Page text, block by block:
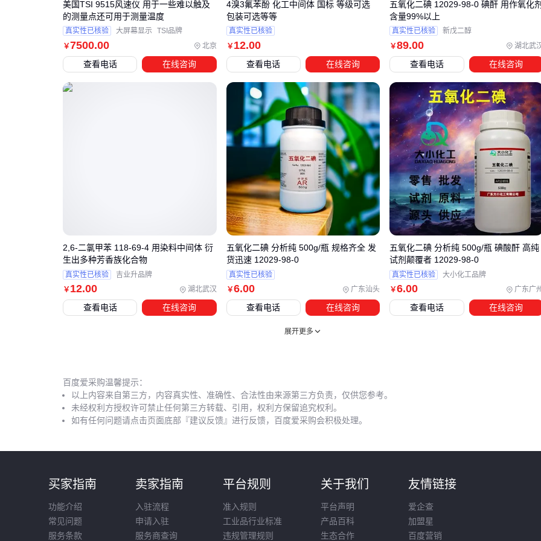
采购10升二氧化硫后，许多用户会忽略配套设备的重要性，直
到使用时才发现安全隐患或操作不便。
需要配合固定式二氧化硫报警器
实时监测
使用效率：直接连接气源可能导致压力不稳，需配备专用减
压阀和 气体管路连接件
保证稳定输出
残气处理：未使用完的二氧化硫需要专用吸收装置，避免直
接排放造成污染
不同应用场景对配套设备的要求差异明显。实验室环境应优先
考虑
便携式二氧化硫检测仪 和通风橱
的组合，而工业现场
则需要
耐腐蚀二氧化硫储罐
配合防爆阀系统。关键是要根据
实际使用频率和环境腐蚀性来选择配套方案，而非简单追求低
特别提醒：连接主设备时，务必检查气体管路连接件的材质兼
容性。普通橡胶软管长期接触二氧化硫可能脆化开裂，建议选
择带有304不锈钢编织层的专用软管。
五、小容量钢瓶最容易出错的三个操作细节
然减压导致结霜冻伤
残压保留：钢瓶内至少保留少量正压，防止空气倒灌引发内
存放角度：直立固定存放比卧放更利于压力监测和残液处理
维护时最容易被忽视的是阀门密封性检查。建议每次使用前后
脂。若发现阀门有轻微泄漏，应立即停止使用并联系专业检
￥7500.00 北京
美国TSI 9515风速仪 用于一些难以触及
的测量点还可用于测量温度
真实性已核验 大屏幕显示 TSI品牌
查看电话 在线咨询
￥12.00
4溴3氟苯酚 化工中间体 国标 等级可选
包装可选等等
真实性已核验
查看电话 在线咨询
￥89.00 湖北武
五氧化二碘 12029-98-0 碘酐 用作氧化
含量99%以上
真实性已核验 新戊二醇
查看电话 在线咨询
￥ 12.00 湖北武汉
2,6-二氯甲苯 118-69-4 用染料中间体 衍
生出多种芳香族化合物
真实性已核验 吉业升品牌
查看电话 在线咨询
￥6.00 广东汕头
五氧化二碘 分析纯 500g/瓶 规格齐全 发
货迅速 12029-98-0
真实性已核验
查看电话 在线咨询
￥6.00 广东广
五氧化二碘 分析纯 500g/瓶 碘酸酐 高纯
试剂颠覆者 12029-98-0
真实性已核验 大小化工品牌
查看电话 在线咨询
展开更多
百度爱采购温馨提示：
以上内容来自第三方，内容真实性、准确性、合法性由来源第三方负责，仅供您参考。
未经权利方授权许可禁止任何第三方转载、引用，权利方保留追究权利。
如有任何问题请点击页面底部『建议反馈』进行反馈，百度爱采购会积极处理。
买家指南
功能介绍
常见问题
服务条款
卖家指南
入驻流程
申请入驻
服务商查询
平台规则
准入规则
工业品行业标准
违规管理规则
关于我们
平台声明
产品百科
生态合作
友情链接
爱企查
加盟星
百度营销